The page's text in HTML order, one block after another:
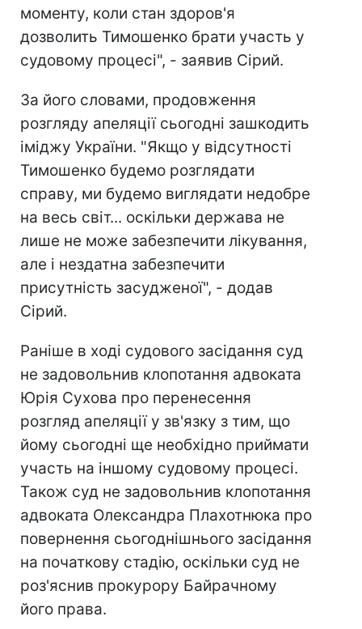
моменту, коли стан здоров'я
дозволить Тимошенко брати участь у
судовому процесі", - заявив Сірий.
За його словами, продовження
розгляду апеляції сьогодні зашкодить
іміджу України. "Якщо у відсутності
Тимошенко будемо розглядати
справу, ми будемо виглядати недобре
на весь світ... оскільки держава не
лише не може забезпечити лікування,
але і нездатна забезпечити
присутність засудженої", - додав
Сірий.
Раніше в ході судового засідання суд
не задовольнив клопотання адвоката
Юрія Сухова про перенесення
розгляд апеляції у зв'язку з тим, що
йому сьогодні ще необхідно приймати
участь на іншому судовому процесі.
Також суд не задовольнив клопотання
адвоката Олександра Плахотнюка про
повернення сьогоднішнього засідання
на початкову стадію, оскільки суд не
роз'яснив прокурору Байрачному
його права.